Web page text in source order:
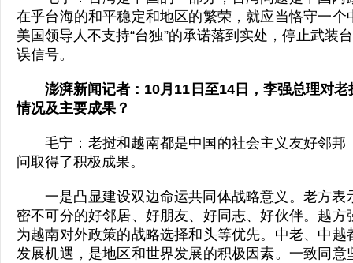
在乎台海的和平稳定和地区的繁荣，就应当恪守一
美国领导人不支持“台独”的承诺落到实处，停止武装
误信号。
澎湃新闻记者：10月11日至14日，李强总理对
情况及主要成果？
毛宁：老挝和越南都是中国的社会主义友好邻
问取得了积极成果。
一是凸显建设双边命运共同体战略意义。老方
密不可分的好邻居、好朋友、好同志、好伙伴。越
为越南对外政策的战略选择和头等优先。中老、中
发展机遇，是地区和世界发展的积极因素。一致同